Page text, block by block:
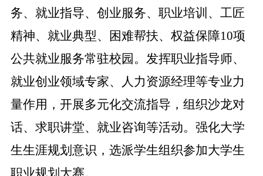
务、就业指导、创业服务、职业培训、工匠
精神、就业典型、困难帮扶、权益保障10项
公共就业服务常驻校园。发挥职业指导师、
就业创业领域专家、人力资源经理等专业力
量作用，开展多元化交流指导，组织沙龙对
话、求职讲堂、就业咨询等活动。强化大学
生生涯规划意识，选派学生组织参加大学生
职业规划大赛。